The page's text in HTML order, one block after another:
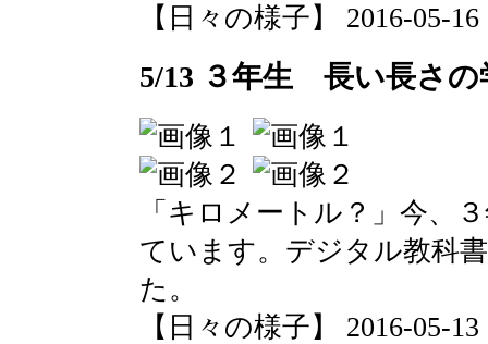
【日々の様子】 2016-05-
5/13 ３年生 長い長さの
「キロメートル？」今、
ています。デジタル教科
た。
【日々の様子】 2016-05-